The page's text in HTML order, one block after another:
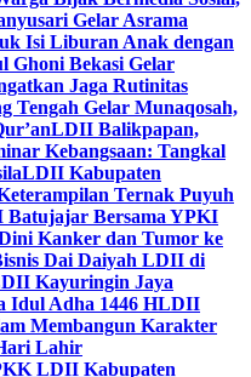
Gelar Asrama
Isi Liburan Anak dengan
Ghoni Bekasi Gelar
Jaga Rutinitas
Tengah Gelar Munaqosah,
LDII Balikpapan,
Kebangsaan: Tangkal
LDII Kabupaten
Ternak Puyuh
Bersama YPKI
Kanker dan Tumor ke
Dai Daiyah LDII di
Kayuringin Jaya
Idul Adha 1446 HLDII
Membangun Karakter
Lahir
LDII Kabupaten